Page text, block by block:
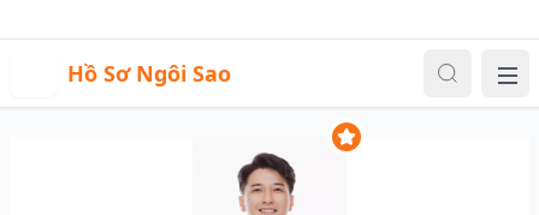
Hồ Sơ Ngôi Sao